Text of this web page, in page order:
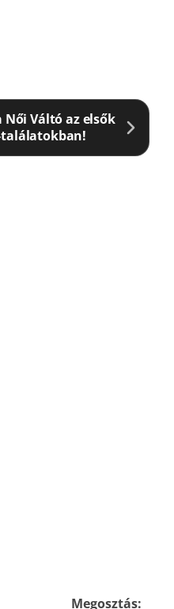
Váltó az elsők
találatokban!
Megosztás: